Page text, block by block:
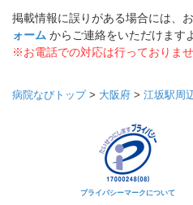
掲載情報に誤りがある場合には、
ォーム からご連絡をいただけます
※お電話での対応は行っておりま
病院なびトップ> 大阪府 > 江坂駅周
プライバシーマークについて